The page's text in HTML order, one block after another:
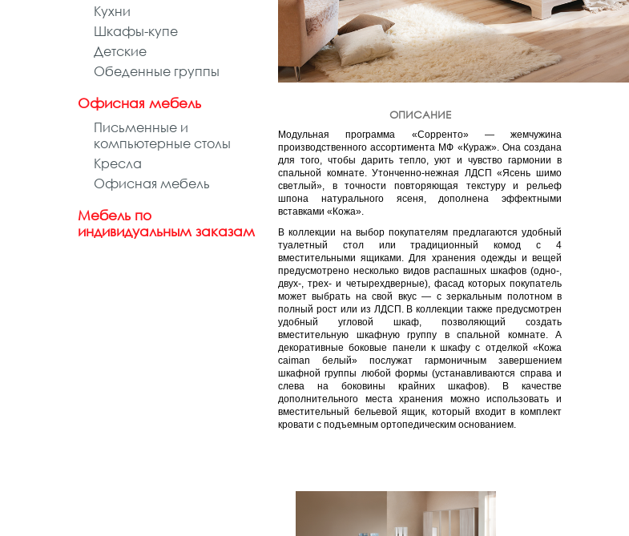
ОПИСАНИЕ
Модульная программа «Сорренто» — жемчужина
производственного ассортимента МФ «Кураж». Она создана
для того, чтобы дарить тепло, уют и чувство гармонии в
спальной комнате. Утонченно-нежная ЛДСП «Ясень шимо
светлый», в точности повторяющая текстуру и рельеф
шпона натурального ясеня, дополнена эффектными
вставками «Кожа».
В коллекции на выбор покупателям предлагаются удобный
туалетный стол или традиционный комод с 4
вместительными ящиками. Для хранения одежды и вещей
предусмотрено несколько видов распашных шкафов (одно-,
двух-, трех- и четырехдверные), фасад которых покупатель
может выбрать на свой вкус — с зеркальным полотном в
полный рост или из ЛДСП. В коллекции также предусмотрен
удобный угловой шкаф, позволяющий создать
вместительную шкафную группу в спальной комнате. А
декоративные боковые панели к шкафу с отделкой «Кожа
caiman белый» послужат гармоничным завершением
шкафной группы любой формы (устанавливаются справа и
слева на боковины крайних шкафов). В качестве
дополнительного места хранения можно использовать и
вместительный бельевой ящик, который входит в комплект
кровати с подъемным ортопедическим основанием.
Кухни
Шкафы-купе
Детские
Обеденные группы
Офисная мебель
Письменные и
компьютерные столы
Кресла
Офисная мебель
Мебель по
индивидуальным заказам